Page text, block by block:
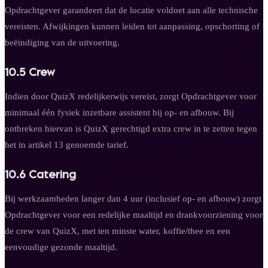
Opdrachtgever garandeert dat de locatie voldoet aan alle technische
vereisten. Afwijkingen kunnen leiden tot aanpassing, opschorting of
beëindiging van de uitvoering.
10.5 Crew
Indien door QuizX redelijkerwijs vereist, zorgt Opdrachtgever voor
minimaal één fysiek inzetbare assistent bij op- en afbouw. Bij
ontbreken hiervan is QuizX gerechtigd extra crew in te zetten tegen
het in artikel 13 genoemde tarief.
10.6 Catering
Bij werkzaamheden langer dan 4 uur (inclusief op- en afbouw) zorgt
Opdrachtgever voor een redelijke maaltijd en drankvoorziening voor
de crew van QuizX, met ten minste water, koffie/thee en een
eenvoudige gezonde maaltijd.